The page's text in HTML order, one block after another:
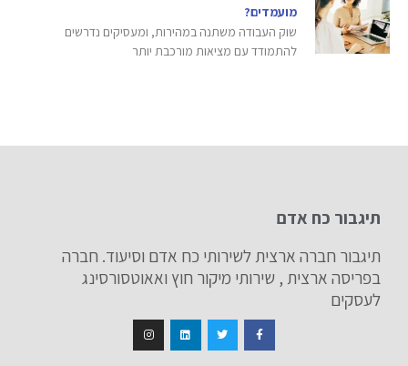
מועמדים?
שוק העבודה משתנה במהירות, ומעסיקים נדרשים
להתמודד עם מציאות מורכבת יותר
תיגבור כח אדם
תיגבור חברה ארצית לשירותי כח אדם וסיעוד. חברה
בפריסה ארצית , שירותי מיקור חוץ ואאוטסורסינג
לעסקים